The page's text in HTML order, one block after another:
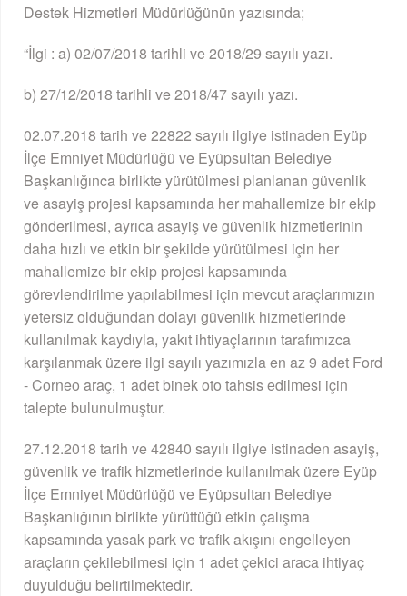
Destek Hizmetleri Müdürlüğünün yazısında;
“İlgi : a) 02/07/2018 tarihli ve 2018/29 sayılı yazı.
b) 27/12/2018 tarihli ve 2018/47 sayılı yazı.
02.07.2018 tarih ve 22822 sayılı ilgiye istinaden Eyüp
İlçe Emniyet Müdürlüğü ve Eyüpsultan Belediye
Başkanlığınca birlikte yürütülmesi planlanan güvenlik
ve asayiş projesi kapsamında her mahallemize bir ekip
gönderilmesi, ayrıca asayiş ve güvenlik hizmetlerinin
daha hızlı ve etkin bir şekilde yürütülmesi için her
mahallemize bir ekip projesi kapsamında
görevlendirilme yapılabilmesi için mevcut araçlarımızın
yetersiz olduğundan dolayı güvenlik hizmetlerinde
kullanılmak kaydıyla, yakıt ihtiyaçlarının tarafımızca
karşılanmak üzere ilgi sayılı yazımızla en az 9 adet Ford
- Corneo araç, 1 adet binek oto tahsis edilmesi için
talepte bulunulmuştur.
27.12.2018 tarih ve 42840 sayılı ilgiye istinaden asayiş,
güvenlik ve trafik hizmetlerinde kullanılmak üzere Eyüp
İlçe Emniyet Müdürlüğü ve Eyüpsultan Belediye
Başkanlığının birlikte yürüttüğü etkin çalışma
kapsamında yasak park ve trafik akışını engelleyen
araçların çekilebilmesi için 1 adet çekici araca ihtiyaç
duyulduğu belirtilmektedir.